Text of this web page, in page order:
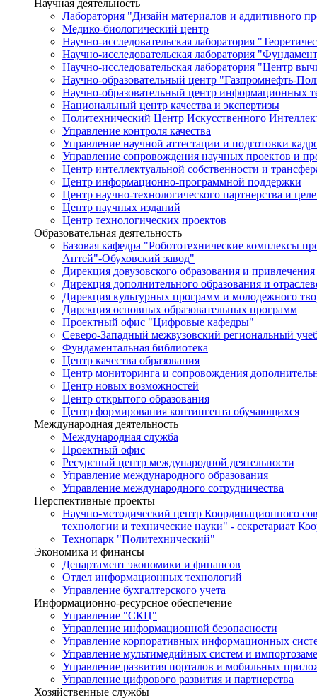
Научная деятельность
Лаборатория "Дизайн материалов и аддитивного
Медико-биологический центр
Научно-исследовательская лаборатория
Научно-исследовательская лаборатория
Научно-исследовательская лаборатория "Центр
Научно-образовательный центр "Газпромнефть-
Научно-образовательный центр информационных
Национальный центр качества и экспертизы
Политехнический Центр Искусственного
Управление контроля качества
Управление научной аттестации и подготовки
Управление сопровождения научных проектов и
Центр интеллектуальной собственности и
Центр информационно-программной поддержки
Центр научно-технологического партнерства и
Центр научных изданий
Центр технологических проектов
Образовательная деятельность
Базовая кафедра "Робототехнические комплексы
Антей"-Обуховский завод"
Дирекция довузовского образования и привлечения
Дирекция дополнительного образования и
Дирекция культурных программ и молодежного
Дирекция основных образовательных программ
Проектный офис "Цифровые кафедры"
Северо-Западный межвузовский региональный
Фундаментальная библиотека
Центр качества образования
Центр мониторинга и сопровождения
Центр новых возможностей
Центр открытого образования
Центр формирования контингента обучающихся
Международная деятельность
Международная служба
Проектный офис
Ресурсный центр международной деятельности
Управление международного образования
Управление международного сотрудничества
Перспективные проекты
Научно-методический центр Координационного
технологии и технические науки" - секретариат
Технопарк "Политехнический"
Экономика и финансы
Департамент экономики и финансов
Отдел информационных технологий
Управление бухгалтерского учета
Информационно-ресурсное обеспечение
Управление "СКЦ"
Управление информационной безопасности
Управление корпоративных информационных
Управление мультимедийных систем и
Управление развития порталов и мобильных
Управление цифрового развития и партнерства
Хозяйственные службы